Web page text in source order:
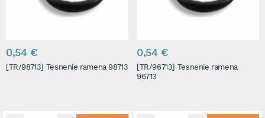
0,54 €
[TR/98713] Tesnenie ramena 98713
0,54 €
[TR/96713] Tesnenie ramena
96713